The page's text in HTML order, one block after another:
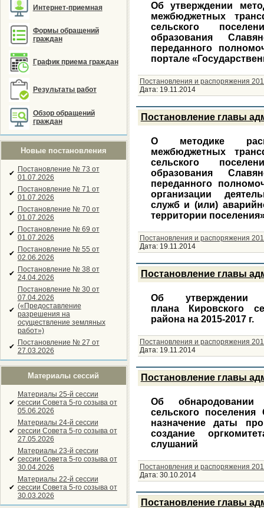
Интернет-приемная
Формы обращений
граждан
График приема граждан
Результаты работ
Обзор обращений
граждан
Новые постановления
✔ Постановление № 73 от
01.07.2026
✔ Постановление № 71 от
01.07.2026
✔ Постановление № 70 от
01.07.2026
✔ Постановление № 69 от
01.07.2026
✔ Постановление № 55 от
02.06.2026
✔ Постановление № 38 от
24.04.2026
✔
Постановление № 30 от
07.04.2026
(«Предоставление
разрешения на
осуществление земляных
работ»)
✔ Постановление № 27 от
27.03.2026
Материалы сессий
✔
Материалы 25-й сессии
сессии Совета 5-го созыва от
05.06.2026
✔
Материалы 24-й сессии
сессии Совета 5-го созыва от
27.05.2026
✔
Материалы 23-й сессии
сессии Совета 5-го созыва от
30.04.2026
✔
Материалы 22-й сессии
сессии Совета 5-го созыва от
30.03.2026
Об утверждении
межбюджетных
сельского
образования
переданного
портале
Постановления и распоряжения
Дата: 19.11.2014
Постановление главы
О методике
межбюджетных
сельского
образования
переданного
организации
служб и (или)
территории
Постановления и распоряжения
Дата: 19.11.2014
Постановление главы
Об утверждении
плана Кировского
района на 2015-2017 г.
Постановления и распоряжения
Дата: 19.11.2014
Постановление главы
Об обнародовании
сельского
назначение даты
создание
слушаний
Постановления и распоряжения
Дата: 30.10.2014
Постановление главы